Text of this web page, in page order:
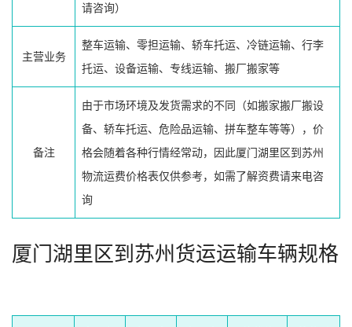
请咨询）
主营业务
整车运输、零担运输、轿车托运、冷链运输、行李
托运、设备运输、专线运输、搬厂搬家等
备注
由于市场环境及发货需求的不同（如搬家搬厂搬设
备、轿车托运、危险品运输、拼车整车等等），价
格会随着各种行情经常动，因此厦门湖里区到苏州
物流运费价格表仅供参考，如需了解资费请来电咨
询
厦门湖里区到苏州货运运输车辆规格